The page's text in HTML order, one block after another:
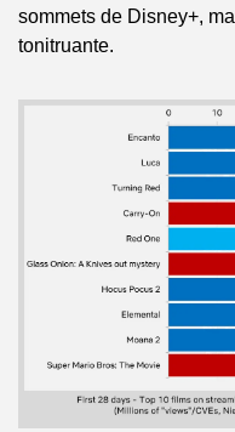
sommets de Disney+,
tonitruante.